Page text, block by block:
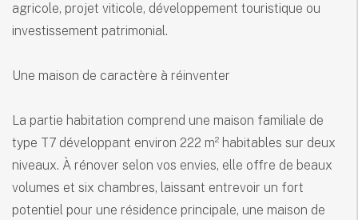
agricole, projet viticole, développement touristique ou
investissement patrimonial.
Une maison de caractère à réinventer
La partie habitation comprend une maison familiale de
type T7 développant environ 222 m² habitables sur deux
niveaux. À rénover selon vos envies, elle offre de beaux
volumes et six chambres, laissant entrevoir un fort
potentiel pour une résidence principale, une maison de